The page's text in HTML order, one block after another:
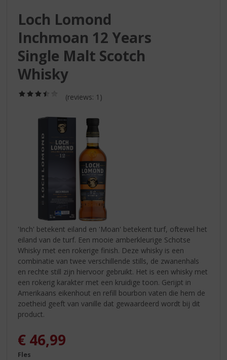
Loch Lomond
Inchmoan 12 Years
Single Malt Scotch
Whisky
/
(reviews: 1)
'Inch' betekent eiland en 'Moan' betekent turf, oftewel het
eiland van de turf. Een mooie amberkleurige Schotse
Whisky met een rokerige finish. Deze whisky is een
combinatie van twee verschillende stills, de zwanenhals
en rechte still zijn hiervoor gebruikt. Het is een whisky met
een rokerig karakter met een kruidige toon. Gerijpt in
Amerikaans eikenhout en refill bourbon vaten die hem de
zoetheid geeft van vanille dat gewaardeerd wordt bij dit
product.
€ 46,99
Fles